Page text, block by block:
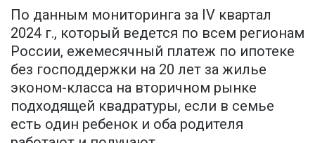
По данным мониторинга за IV квартал
2024 г., который ведется по всем регионам
России, ежемесячный платеж по ипотеке
без господдержки на 20 лет за жилье
эконом-класса на вторичном рынке
подходящей квадратуры, если в семье
есть один ребенок и оба родителя